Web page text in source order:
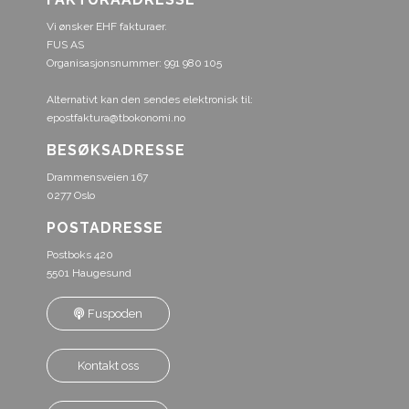
Vi ønsker EHF fakturaer.
FUS AS
Organisasjonsnummer: 991 980 105
Alternativt kan den sendes elektronisk til:
epostfaktura@tbokonomi.no
BESØKSADRESSE
Drammensveien 167
0277 Oslo
POSTADRESSE
Postboks 420
5501 Haugesund
Fuspoden
Kontakt oss